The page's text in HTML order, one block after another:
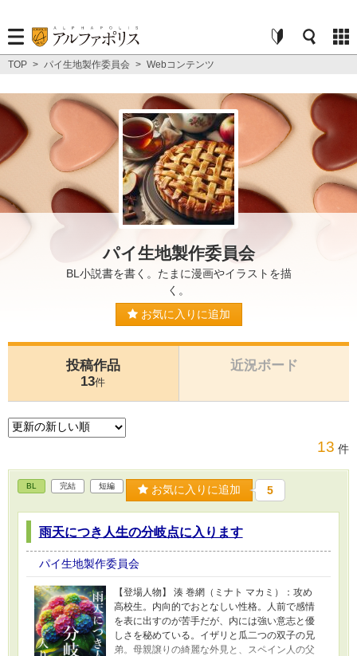
TOP > パイ生地製作委員会 > Webコンテンツ
パイ生地製作委員会
BL小説書を書く。たまに漫画やイラストを描
く。
お気に入りに追加
投稿作品
13件
近況ボード
13 件
BL 完結 短編 お気に入りに追加 5
雨天につき人生の分岐点に入ります
パイ生地製作委員会
【登場人物】 湊 巻網（ミナト マカミ）：攻め
高校生。内向的でおとなしい性格。人前で感情
を表に出すのが苦手だが、内には強い意志と優
しさを秘めている。イザリと瓜二つの双子の兄
弟。母親譲りの綺麗な外見と、スペイン人の父